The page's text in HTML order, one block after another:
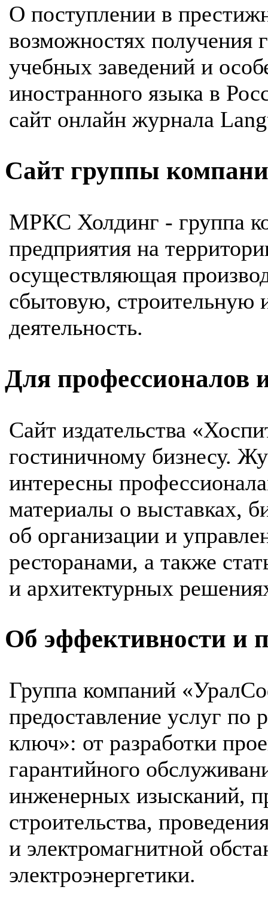
О поступлении в
возможностях получения
учебных заведений и
иностранного языка в
сайт онлайн журнала
Сайт группы
МРКС Холдинг - группа
предприятия на
осуществляющая
cбытовую, строительную
деятельность.
Для профессионалов
Сайт издательства
гостиничному бизнесу.
интересны
материалы о выставках,
об организации и
ресторанами, а также
и архитектурных
Об эффективности и
Группа компаний
предоставление услуг по
ключ»: от разработки
гарантийного
инженерных изысканий,
строительства,
и электромагнитной
электроэнергетики.